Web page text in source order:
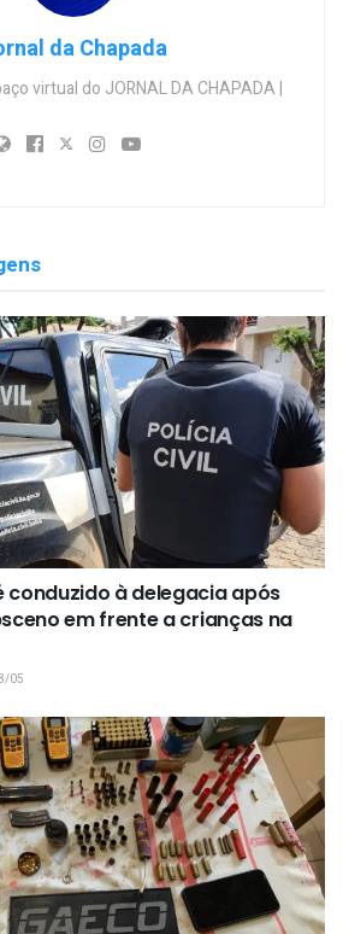
da Chapada
virtual do JORNAL DA CHAPADA |
conduzido à delegacia após
em frente a crianças na
05